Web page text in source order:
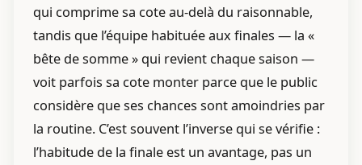
qui comprime sa cote au-delà du raisonnable,
tandis que l’équipe habituée aux finales — la «
bête de somme » qui revient chaque saison —
voit parfois sa cote monter parce que le public
considère que ses chances sont amoindries par
la routine. C’est souvent l’inverse qui se vérifie :
l’habitude de la finale est un avantage, pas un